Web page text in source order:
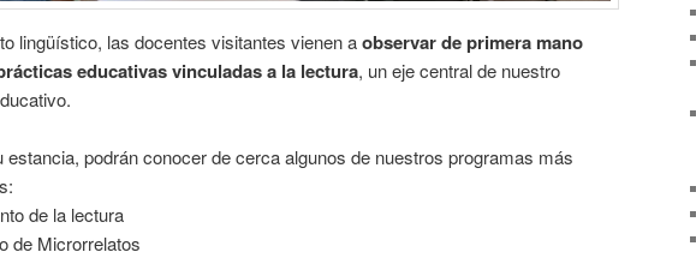
lingüístico, las docentes visitantes vienen aobservar de primera mano
educativas vinculadas a la lectura, un eje central de nuestro
estancia, podrán conocer de cerca algunos de nuestros programas más
de la lectura
de Microrrelatos